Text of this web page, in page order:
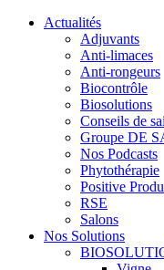
Actualités
Adjuvants
Anti-limaces
Anti-rongeurs
Biocontrôle
Biosolutions
Conseils de
Groupe DE
Nos Podcasts
Phytothérapie
Positive
RSE
Salons
Nos Solutions